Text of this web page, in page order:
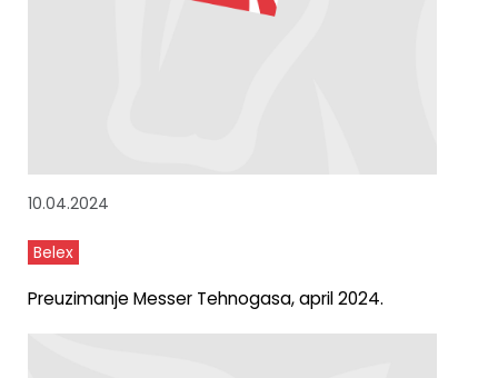
10.04.2024
Belex
Preuzimanje Messer Tehnogasa, april 2024.